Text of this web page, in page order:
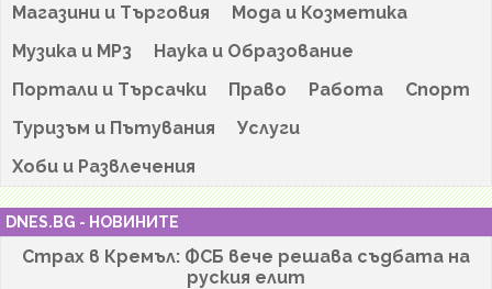
Магазини и Търговия
Мода и Козметика
Музика и MP3
Наука и Образование
Портали и Търсачки
Право Работа
Спорт
Туризъм и Пътувания
Услуги
Хоби и Развлечения
DNES.BG - НОВИНИТЕ
Страх в Кремъл: ФСБ вече решава съдбата на
руския елит